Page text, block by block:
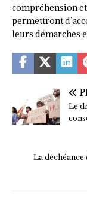
compréhension
permettront
leurs démarches
Le
La déchéance